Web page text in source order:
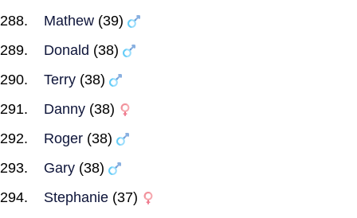
Mathew (39)
Donald (38)
Terry (38)
Danny (38)
Roger (38)
Gary (38)
Stephanie (37)